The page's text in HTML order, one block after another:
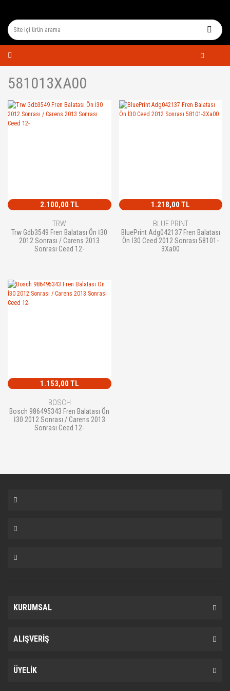
581013XA00
2.100,00 TL
TRW
Trw Gdb3549 Fren Balatası Ön İ30
2012 Sonrası / Carens 2013
Sonrası Ceed 12-
1.218,00 TL
BLUE PRINT
BluePrint Adg042137 Fren Balatası
Ön İ30 Ceed 2012 Sonrası 58101-
3Xa00
1.153,00 TL
BOSCH
Bosch 986495343 Fren Balatası Ön
İ30 2012 Sonrası / Carens 2013
Sonrası Ceed 12-
KURUMSAL
ALIŞVERİŞ
ÜYELİK